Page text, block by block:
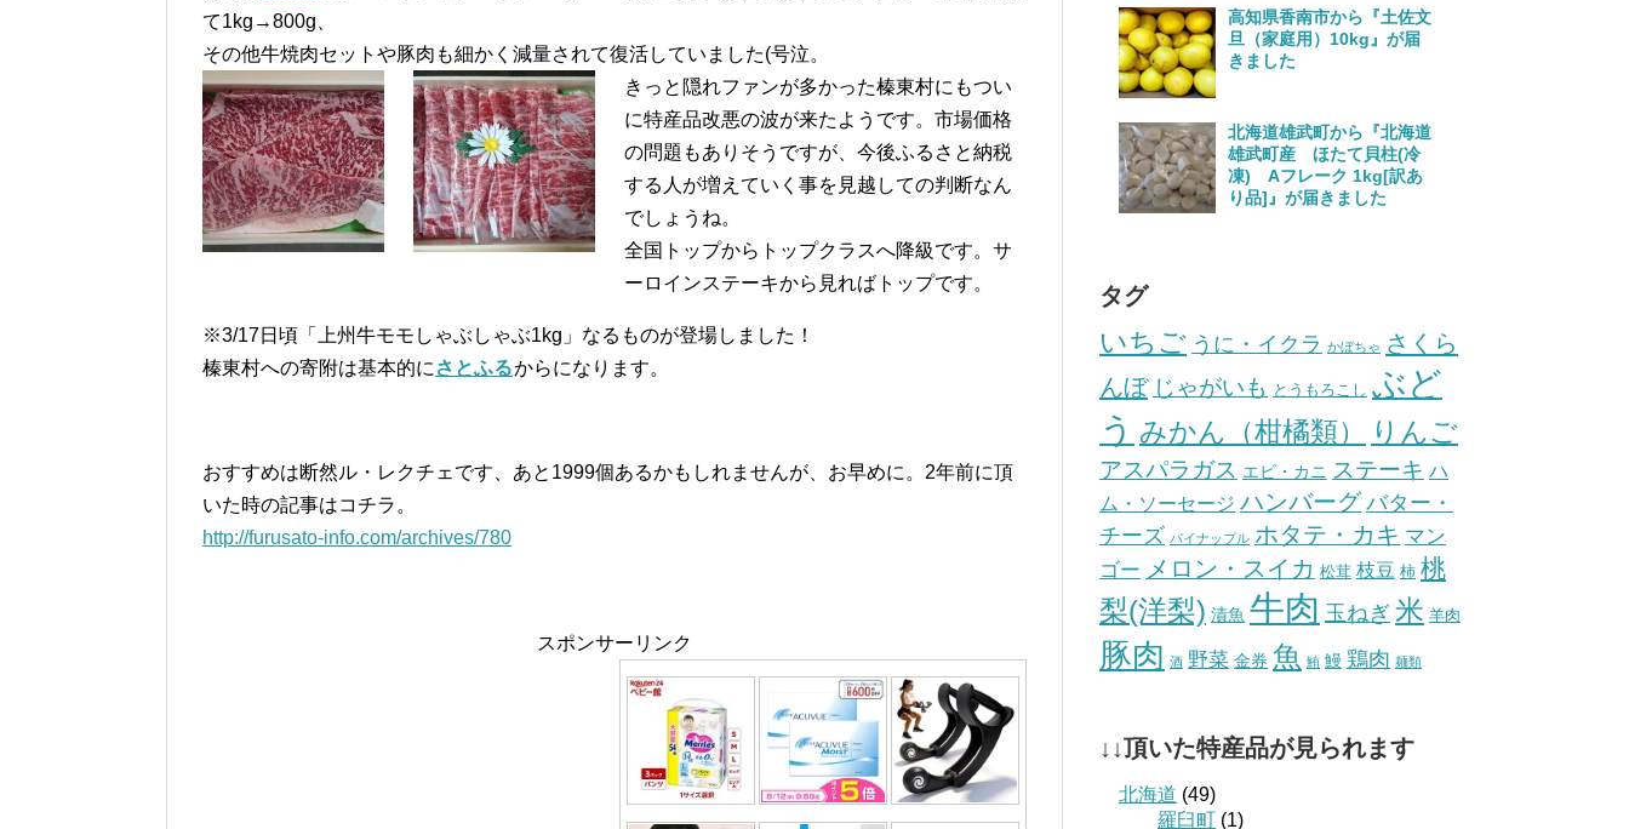
て1kg→800g、
その他牛焼肉セットや豚肉も細かく減量されて復活していました(号泣。
きっと隠れファンが多かった榛東村にもつい
に特産品改悪の波が来たようです。市場価格
の問題もありそうですが、今後ふるさと納税
する人が増えていく事を見越しての判断なん
でしょうね。
全国トップからトップクラスへ降級です。サ
ーロインステーキから見ればトップです。
※3/17日頃「上州牛モモしゃぶしゃぶ1kg」なるものが登場しました！
榛東村への寄附は基本的に さとふるからになります。
おすすめは断然ル・レクチェです、あと1999個あるかもしれませんが、お早めに。2年前に頂
いた時の記事はコチラ。
http://furusato-info.com/archives/780
スポンサーリンク
高知県香南市から『土佐文
旦（家庭用）10kg』が届
きました
北海道雄武町から『北海道
雄武町産 ほたて貝柱(冷
凍) Aフレーク 1kg[訳あ
り品]』が届きました
タグ
いちご うに・イクラ かぼちゃ さくら
んぼ じゃがいも とうもろこし ぶど
う みかん（柑橘類） りんご
アスパラガス エビ・カニ ステーキ ハ
ム・ソーセージ ハンバーグ バター・
チーズ パイナップル ホタテ・カキ マン
ゴー メロン・スイカ 松茸 枝豆 柿 桃
梨(洋梨) 漬魚 牛肉 玉ねぎ 米 羊肉
豚肉 酒 野菜 金券 魚 鮪 鰻 鶏肉 麺類
↓↓頂いた特産品が見られます
北海道 (49)
羅臼町 (1)